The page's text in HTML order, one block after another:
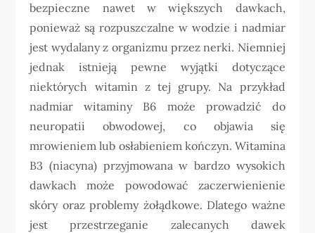
bezpieczne nawet w większych dawkach,
ponieważ są rozpuszczalne w wodzie i nadmiar
jest wydalany z organizmu przez nerki. Niemniej
jednak istnieją pewne wyjątki dotyczące
niektórych witamin z tej grupy. Na przykład
nadmiar witaminy B6 może prowadzić do
neuropatii obwodowej, co objawia się
mrowieniem lub osłabieniem kończyn. Witamina
B3 (niacyna) przyjmowana w bardzo wysokich
dawkach może powodować zaczerwienienie
skóry oraz problemy żołądkowe. Dlatego ważne
jest przestrzeganie zalecanych dawek